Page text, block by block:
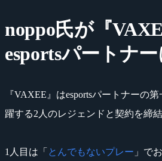
noppo氏が『
esportsパートナ
『VAXEE』はesportsパートナーの
躍する2人のレジェンドと契約を締結
1人目は「 とんでもないプレー 」で